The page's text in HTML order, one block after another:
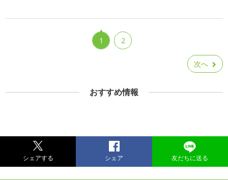
1 2
次へ
おすすめ情報
シェアする シェア 友だちに送る